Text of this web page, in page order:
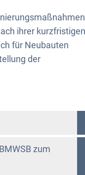
ihrer kurzfristigen
für Neubauten
der
zum